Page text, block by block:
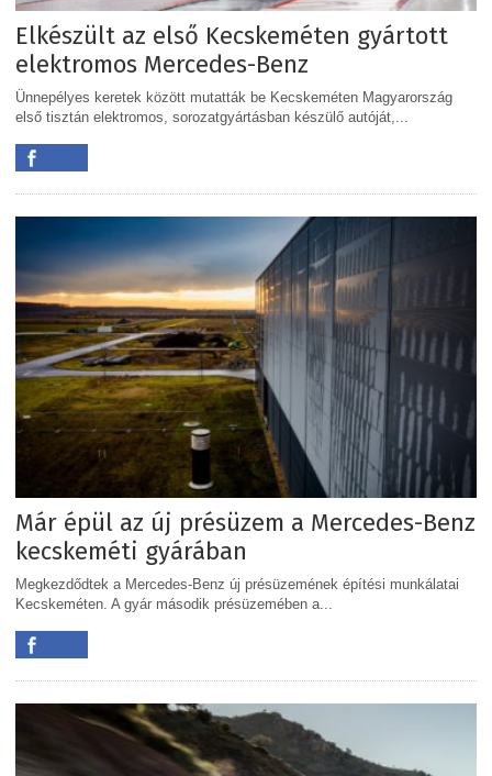
Elkészült az első Kecskeméten gyártott
elektromos Mercedes-Benz
Ünnepélyes keretek között mutatták be Kecskeméten Magyarország
első tisztán elektromos, sorozatgyártásban készülő autóját,...
Már épül az új présüzem a Mercedes-Benz
kecskeméti gyárában
Megkezdődtek a Mercedes-Benz új présüzemének építési munkálatai
Kecskeméten. A gyár második présüzemében a...